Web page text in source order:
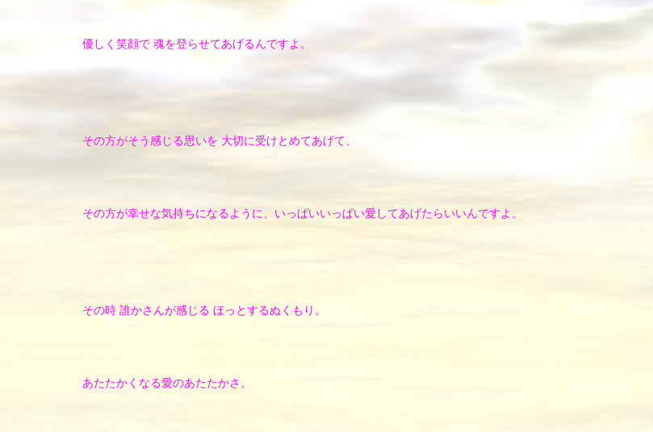
優しく笑顔で 魂を登らせてあげるんですよ。
その方がそう感じる思いを 大切に受けとめてあげて、
その方が幸せな気持ちになるように、いっぱいいっぱい愛してあげたらいいんですよ。
その時 誰かさんが感じる ほっとするぬくもり。
あたたかくなる愛のあたたかさ。